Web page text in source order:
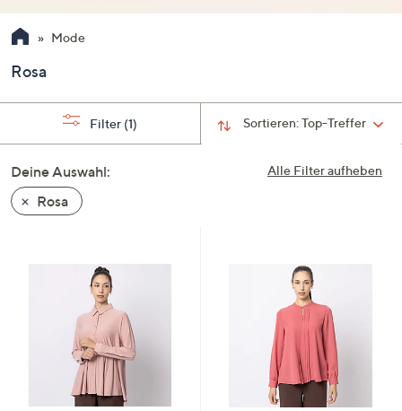
verwenden
Sie
Pfeiltasten
nach
und
nach
unten
oder
Mode
Rosa
Sortieren:Top-Treffer
Filter (1)
Alle Filter aufheben
Deine Auswahl:
Rosa